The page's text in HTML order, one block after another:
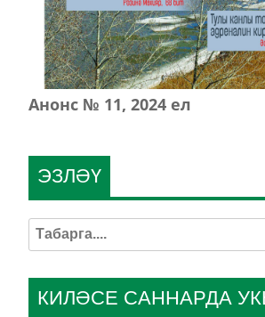
Анонс № 11, 2024 ел
КИЛӘСЕ САННАРДА
ЭЗЛӘҮ